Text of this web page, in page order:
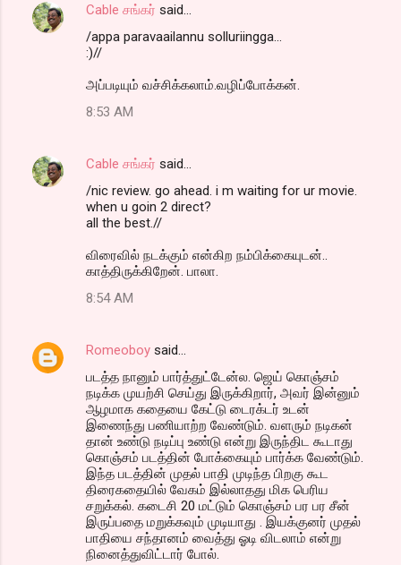
Cable சங்கர் said…
/appa paravaailannu solluriingga...
:)//
அப்படியும் வச்சிக்கலாம்.வழிப்போக்கன்.
8:53 AM
Cable சங்கர் said…
/nic review. go ahead. i m waiting for ur movie.
when u goin 2 direct?
all the best.//
விரைவில் நடக்கும் என்கிற நம்பிக்கையுடன்..
காத்திருக்கிறேன். பாலா.
8:54 AM
Romeoboy said…
படத்த நானும் பார்த்துட்டேன்ல. ஜெய் கொஞ்சம்
நடிக்க முயற்சி செய்து இருக்கிறார், அவர் இன்னும்
ஆழமாக கதையை கேட்டு டைரக்டர் உடன்
இணைந்து பணியாற்ற வேண்டும். வளரும் நடிகன்
தான் உண்டு நடிப்பு உண்டு என்று இருந்திட கூடாது
கொஞ்சம் படத்தின் போக்கையும் பார்க்க வேண்டும்.
இந்த படத்தின் முதல் பாதி முடிந்த பிறகு கூட
திரைகதையில் வேகம் இல்லாதது மிக பெரிய
சறுக்கல். கடைசி 20 மட்டும் கொஞ்சம் பர பர சீன்
இருப்பதை மறுக்கவும் முடியாது . இயக்குனர் முதல்
பாதியை சந்தானம் வைத்து ஓடி விடலாம் என்று
நினைத்துவிட்டார் போல்.